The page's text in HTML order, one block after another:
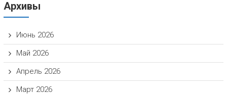
Архивы
Июнь 2026
Май 2026
Апрель 2026
Март 2026